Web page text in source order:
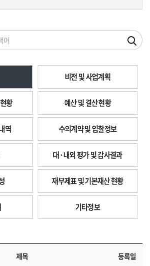
비전 및 사업계획
황 예산 및 결산 현황
역 수의계약 및 입찰정보
대·내외 평가 및 감사결과
재무제표 및 기본재산 현황
기타정보
제목 등록일